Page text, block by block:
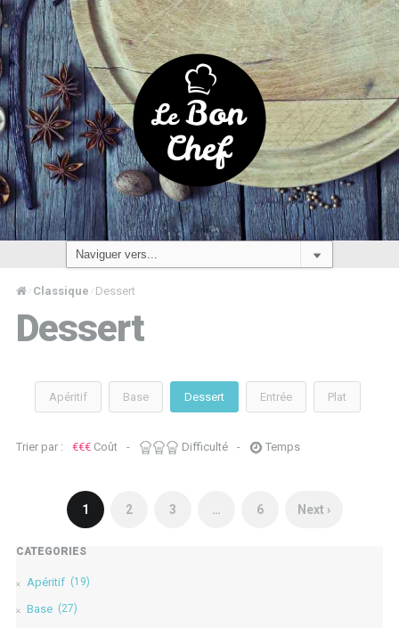
/ Classique / Dessert
Dessert
Apéritif Base Dessert Entrée Plat
Trier par : €€€ Coût - Difficulté - Temps
1 2 3 … 6 Next ›
CATÉGORIES
Apéritif (19)
Base (27)